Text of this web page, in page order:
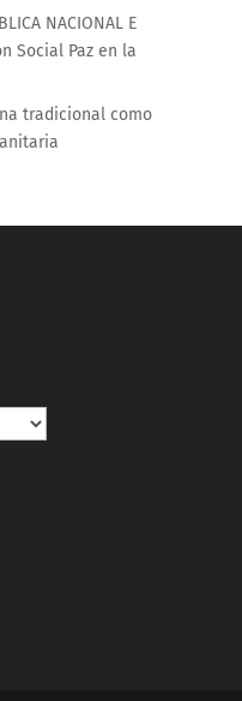
NACIONAL E
Social Paz en la
tradicional como